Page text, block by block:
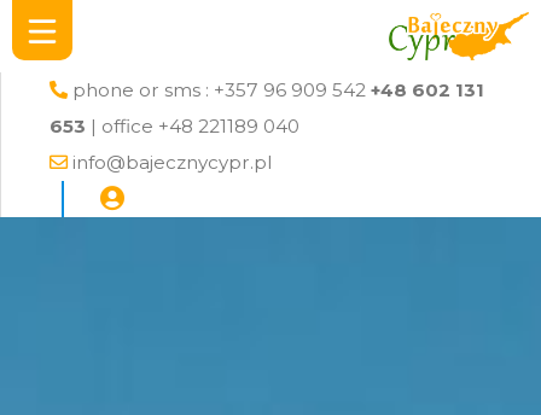
phone or sms : +357 96 909 542 +48 602 131
653 | office +48 221189 040
info@bajecznycypr.pl